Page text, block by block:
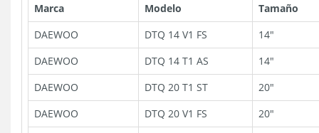
Marca Modelo
Tamaño
DAEWOO
DTQ 14 V1 FS
14"
DAEWOO
DTQ 14 T1 AS
14"
DAEWOO
DTQ 20 T1 ST
20"
DAEWOO
DTQ 20 V1 FS
20"